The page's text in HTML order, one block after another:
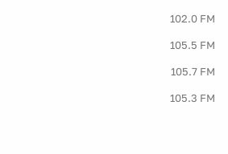
102.0 FM
105.5 FM
105.7 FM
105.3 FM